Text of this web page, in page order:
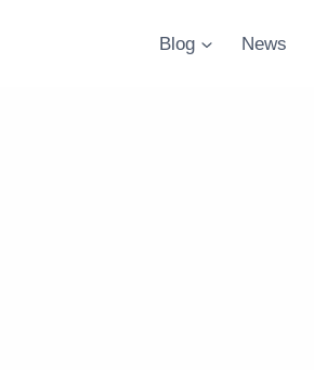
Blog News